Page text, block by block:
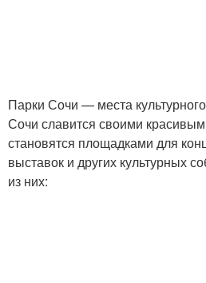
Парки Сочи — места
Сочи славится своими
становятся площадками для
выставок и других культурных
из них: